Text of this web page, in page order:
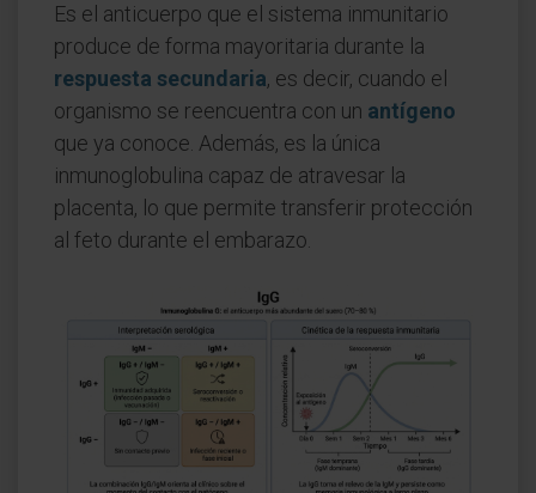
Es el anticuerpo que el sistema inmunitario
produce de forma mayoritaria durante la
respuesta secundaria, es decir, cuando el
organismo se reencuentra con un antígeno
que ya conoce. Además, es la única
inmunoglobulina capaz de atravesar la
placenta, lo que permite transferir protección
al feto durante el embarazo.